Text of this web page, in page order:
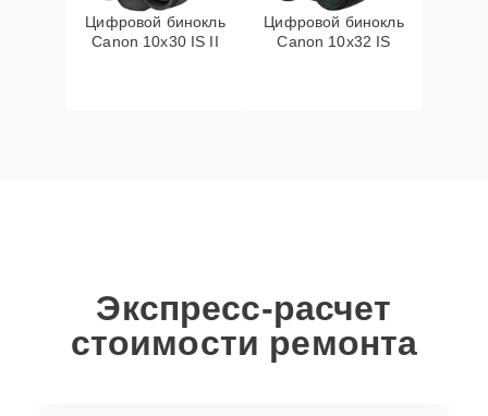
Цифровой бинокль
Canon 10x30 IS II
Цифровой бинокль
Canon 10x32 IS
Экспресс-расчет
стоимости ремонта